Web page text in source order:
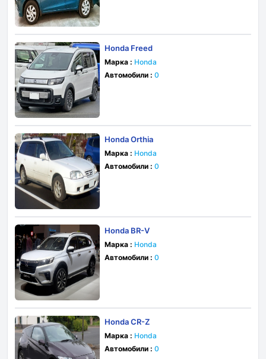
Honda Freed
Марка : Honda
Автомобили : 0
Honda Orthia
Марка : Honda
Автомобили : 0
Honda BR-V
Марка : Honda
Автомобили : 0
Honda CR-Z
Марка : Honda
Автомобили : 0